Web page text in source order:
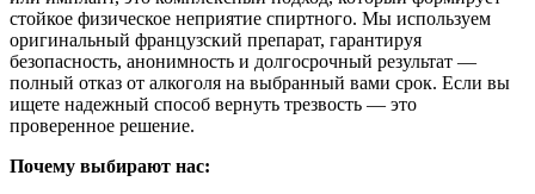
стойкое физическое неприятие спиртного. Мы используем
оригинальный французский препарат, гарантируя
безопасность, анонимность и долгосрочный результат —
полный отказ от алкоголя на выбранный вами срок. Если вы
ищете надежный способ вернуть трезвость — это
проверенное решение.
Почему выбирают нас: